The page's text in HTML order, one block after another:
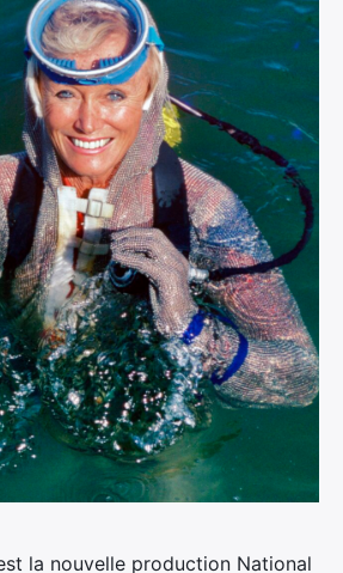
la nouvelle production National